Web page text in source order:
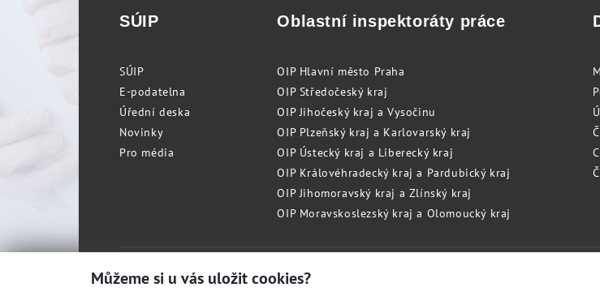
SÚIP
SÚIP
E-podatelna
Úřední deska
Novinky
Pro média
Oblastní inspektoráty práce
OIP Hlavní město Praha
OIP Středočeský kraj
OIP Jihočeský kraj a Vysočinu
OIP Plzeňský kraj a Karlovarský kraj
OIP Ústecký kraj a Liberecký kraj
OIP Královéhradecký kraj a Pardubický kraj
OIP Jihomoravský kraj a Zlínský kraj
OIP Moravskoslezský kraj a Olomoucký kraj
© Státní úřad inspekce práce
Můžeme si u vás uložit cookies?